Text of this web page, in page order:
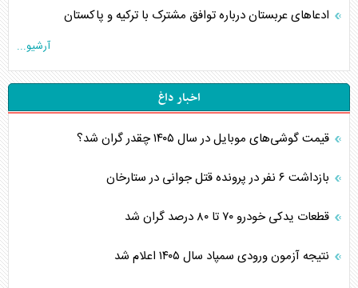
ادعاهای عربستان درباره توافق مشترک با ترکیه و پاکستان
آرشیو...
اخبار داغ
قیمت گوشی‌های موبایل در سال ۱۴۰۵ چقدر گران شد؟
بازداشت ۶ نفر در پرونده قتل جوانی در ستارخان
قطعات یدکی خودرو ۷۰ تا ۸۰ درصد گران شد
نتیجه آزمون ورودی سمپاد سال ۱۴۰۵ اعلام شد